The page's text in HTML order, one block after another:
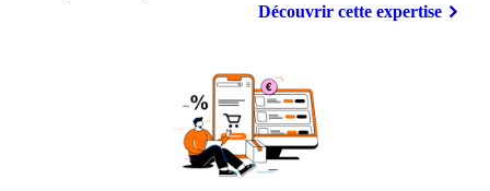
Découvrir cette expertise